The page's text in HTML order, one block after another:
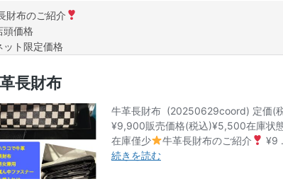
財布のご紹介
頭価格
ット限定価格